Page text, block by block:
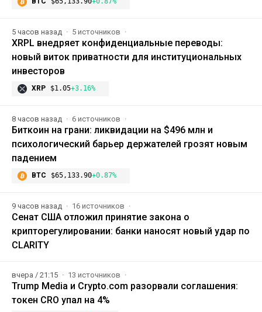
5 часов назад 5 источников
XRPL внедряет конфиденциальные переводы:
новый виток приватности для институциональных
инвесторов
XRP $1.05+3.16%
8 часов назад 6 источников
Биткоин на грани: ликвидации на $496 млн и
психологический барьер держателей грозят новым
падением
BTC $65,133.90+0.87%
9 часов назад 16 источников
Сенат США отложил принятие закона о
крипторегулировании: банки наносят новый удар по
CLARITY
вчера / 21:15 13 источников
Trump Media и Crypto.com разорвали соглашения:
токен CRO упал на 4%